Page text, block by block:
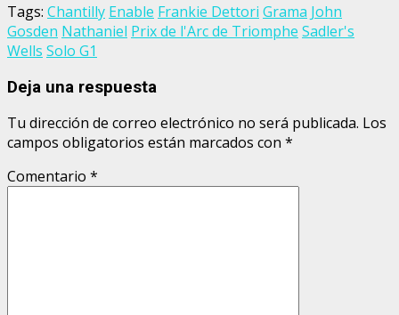
Tags: Chantilly Enable Frankie Dettori Grama John
Gosden Nathaniel Prix de l'Arc de Triomphe Sadler's
Wells Solo G1
Deja una respuesta
Tu dirección de correo electrónico no será publicada. Los
campos obligatorios están marcados con *
Comentario *